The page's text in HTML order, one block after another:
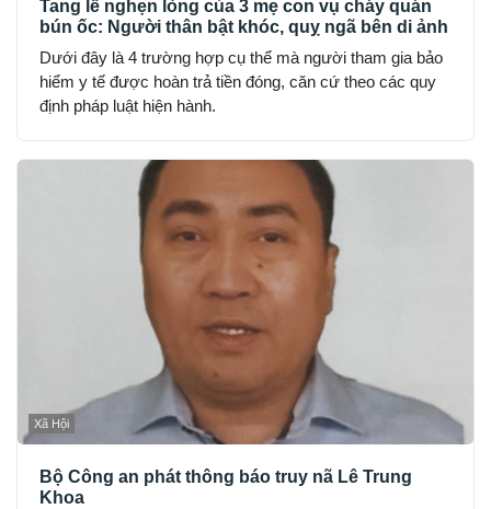
Tang lễ nghẹn lòng của 3 mẹ con vụ cháy quán
bún ốc: Người thân bật khóc, quỵ ngã bên di ảnh
Dưới đây là 4 trường hợp cụ thể mà người tham gia bảo
hiểm y tế được hoàn trả tiền đóng, căn cứ theo các quy
định pháp luật hiện hành.
Xã Hội
Bộ Công an phát thông báo truy nã Lê Trung
Khoa